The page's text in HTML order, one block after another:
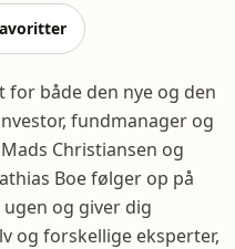
både den nye og den
fundmanager og
Christiansen og
Boe følger op på
og giver dig
og forskellige eksperter,